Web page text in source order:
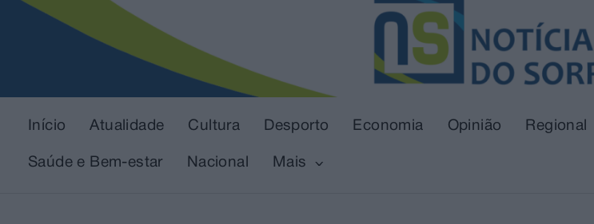
Início Atualidade Cultura Desporto Economia Opinião Regional
Saúde e Bem-estar Nacional Mais